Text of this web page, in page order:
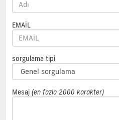
EMAİL
sorgulama tipi
Mesaj (en fazla 2000 karakter)